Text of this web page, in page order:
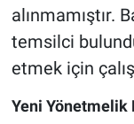
alınmamıştır.
temsilci
etmek için
Yeni Yönetmelik